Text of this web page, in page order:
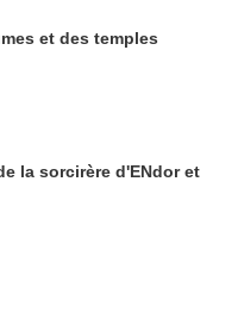
La musique et la guerre des royaumes et des temples
la sorcirère d'ENdor et